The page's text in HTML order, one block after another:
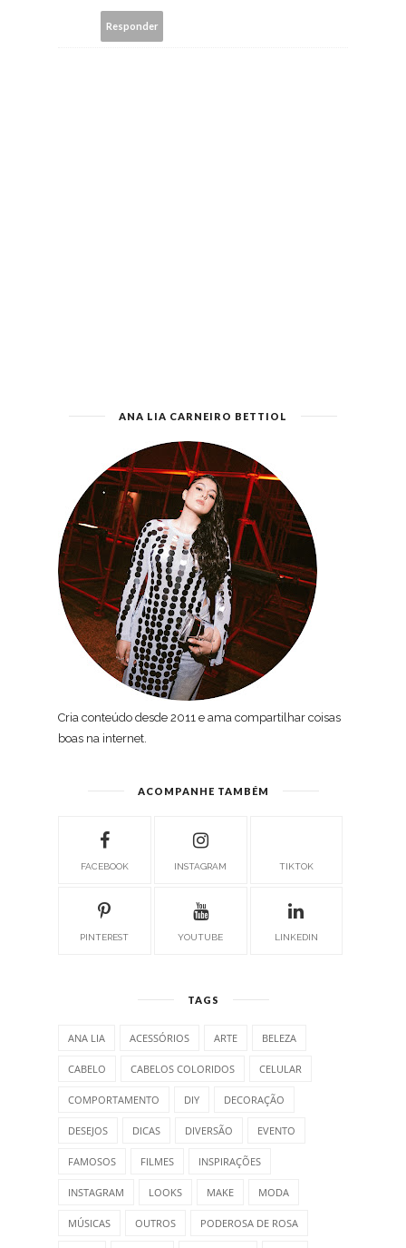
Responder
ANA LIA CARNEIRO BETTIOL
Cria conteúdo desde 2011 e ama compartilhar coisas
boas na internet.
ACOMPANHE TAMBÉM
FACEBOOK INSTAGRAM TIKTOK
PINTEREST YOUTUBE LINKEDIN
TAGS
ANA LIA ACESSÓRIOS ARTE BELEZA
CABELO CABELOS COLORIDOS CELULAR
COMPORTAMENTO DIY DECORAÇÃO
DESEJOS DICAS DIVERSÃO EVENTO
FAMOSOS FILMES INSPIRAÇÕES
INSTAGRAM LOOKS MAKE MODA
MÚSICAS OUTROS PODEROSA DE ROSA